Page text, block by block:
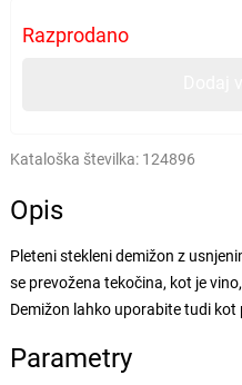
Razprodano
Kataloška številka: 124896
Opis
Pleteni stekleni demižon z
se prevožena tekočina, kot je
Demižon lahko uporabite tudi
Parametry